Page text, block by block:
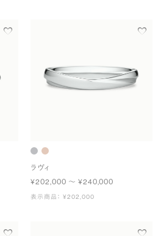
ラヴィ
¥202,000 〜 ¥240,000
表示商品： ¥202,000